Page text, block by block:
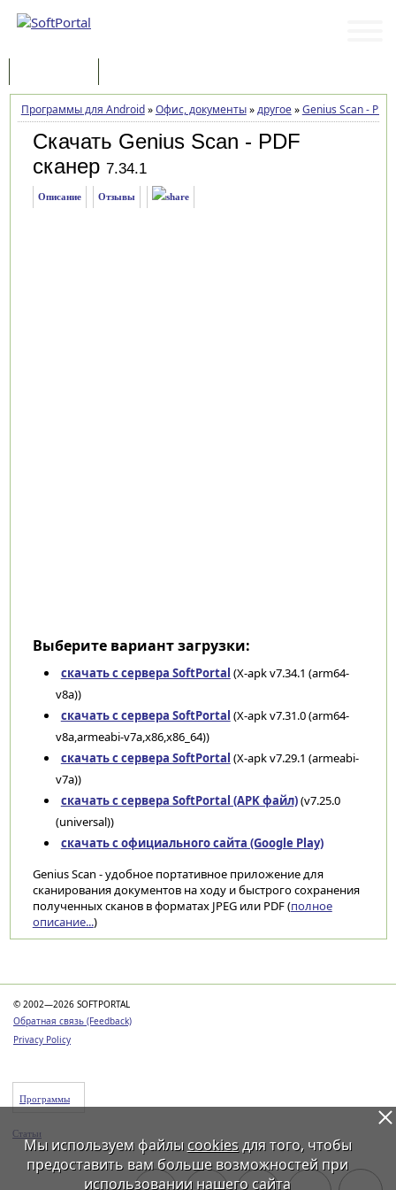
Программы для Android»Офис, документы»другое»Genius Scan - PDF
Скачать Genius Scan - PDF
сканер 7.34.1
Описание Отзывы
Выберите вариант загрузки:
скачать с сервера SoftPortal (X-apk v7.34.1 (arm64-
v8a))
скачать с сервера SoftPortal (X-apk v7.31.0 (arm64-
v8a,armeabi-v7a,x86,x86_64))
скачать с сервера SoftPortal (X-apk v7.29.1 (armeabi-
v7a))
скачать с сервера SoftPortal (APK файл)(v7.25.0
(universal))
скачать с официального сайта (Google Play)
Genius Scan - удобное портативное приложение для
сканирования документов на ходу и быстрого сохранения
полученных сканов в форматах JPEG или PDF (полное
описание...)
© 2002—2026 SOFTPORTAL
Обратная связь (Feedback)
Privacy Policy
Программы
Статьи
Мы используем файлы cookiesдля того, чтобы
предоставить вам больше возможностей при
использовании нашего сайта